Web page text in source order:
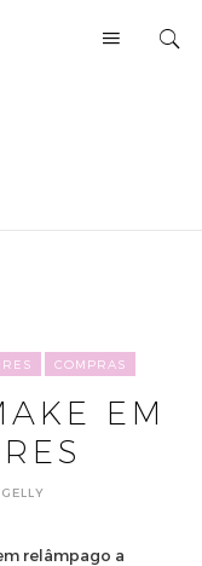
COMPRAS
EM
GELLY
relâmpago a